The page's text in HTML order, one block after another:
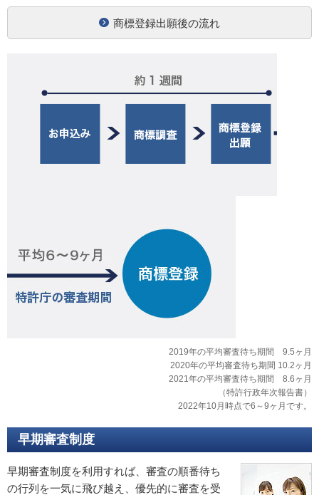
商標登録出願後の流れ
2019年の平均審査待ち期間 9.5ヶ月
2020年の平均審査待ち期間 10.2ヶ月
2021年の平均審査待ち期間 8.6ヶ月
（特許行政年次報告書）
2022年10月時点で6～9ヶ月です。
早期審査制度
早期審査制度を利用すれば、審査の順番待ち
の行列を一気に飛び越え、優先的に審査を受